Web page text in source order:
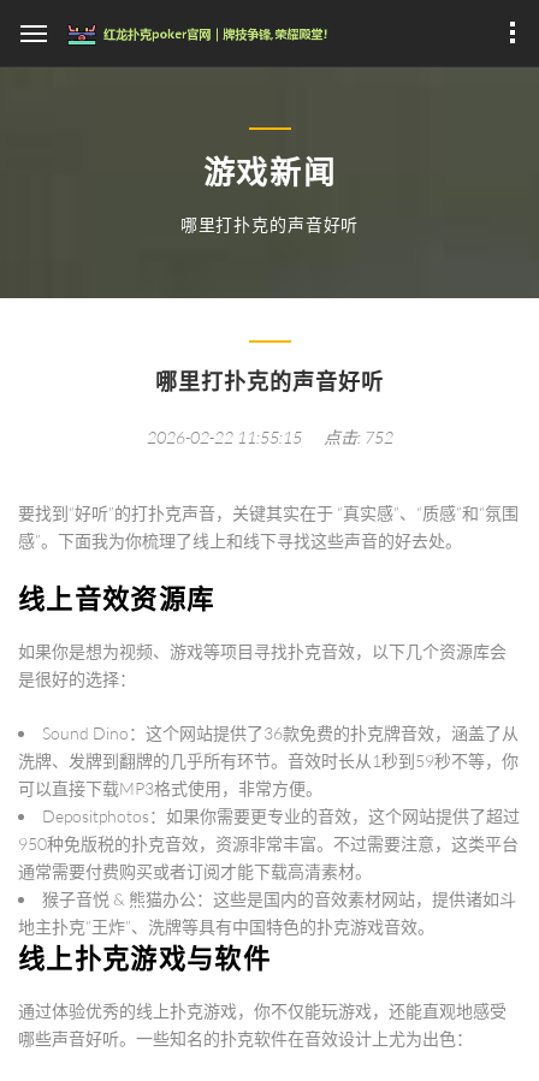
游戏新闻
哪里打扑克的声音好听
哪里打扑克的声音好听
2026-02-22 11:55:15 点击: 752
要找到“好听”的打扑克声音，关键其实在于 “真实感”、“质感”和“氛围
感”。下面我为你梳理了线上和线下寻找这些声音的好去处。
线上音效资源库
如果你是想为视频、游戏等项目寻找扑克音效，以下几个资源库会
是很好的选择：
Sound Dino：这个网站提供了36款免费的扑克牌音效，涵盖了从
洗牌、发牌到翻牌的几乎所有环节。音效时长从1秒到59秒不等，你
可以直接下载MP3格式使用，非常方便。
Depositphotos：如果你需要更专业的音效，这个网站提供了超过
950种免版税的扑克音效，资源非常丰富。不过需要注意，这类平台
通常需要付费购买或者订阅才能下载高清素材。
猴子音悦 & 熊猫办公：这些是国内的音效素材网站，提供诸如斗
地主扑克“王炸”、 洗牌等具有中国特色的扑克游戏音效。
线上扑克游戏与软件
通过体验优秀的线上扑克游戏，你不仅能玩游戏，还能直观地感受
哪些声音好听。一些知名的扑克软件在音效设计上尤为出色：